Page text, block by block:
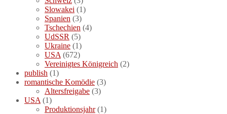
Slowakei (1)
Spanien (3)
Tschechien (4)
UdSSR (5)
Ukraine (1)
USA (672)
Vereinigtes Königreich (2)
publish (1)
romantische Komödie (3)
Altersfreigabe (3)
USA (1)
Produktionsjahr(1)